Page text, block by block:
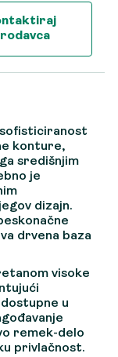
sofisticiranost
konture,
središnjim
je
dizajn.
drvena baza
visoke
u
remek-delo
privlačnost.